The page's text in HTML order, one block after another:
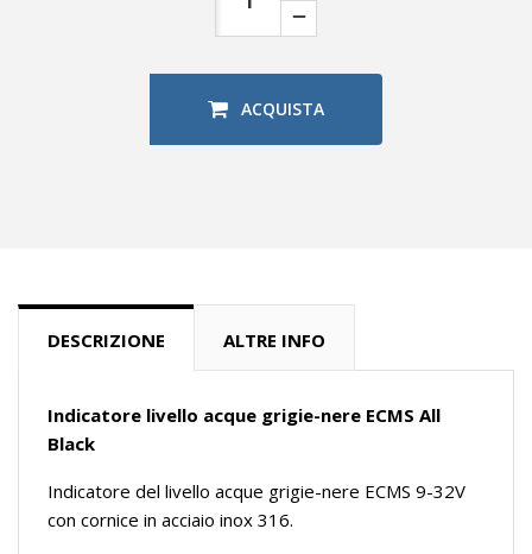
ACQUISTA
DESCRIZIONE ALTRE INFO
Indicatore livello acque grigie-nere ECMS All
Black
Indicatore del livello acque grigie-nere ECMS 9-32V
con cornice in acciaio inox 316.